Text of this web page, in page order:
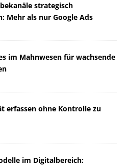
strategisch
Mehr als nur Google Ads
im Mahnwesen für wachsende
erfassen ohne Kontrolle zu
im Digitalbereich: